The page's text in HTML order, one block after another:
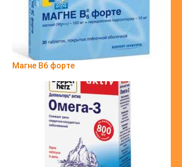
Магне B6 форте